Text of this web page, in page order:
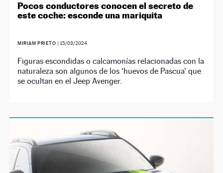
Pocos conductores conocen el secreto de
este coche: esconde una mariquita
MIRIAM PRIETO | 15/03/2024
Figuras escondidas o calcamonías relacionadas con la
naturaleza son algunos de los ‘huevos de Pascua’ que
se ocultan en el Jeep Avenger.